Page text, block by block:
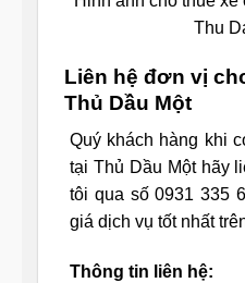
Thu
Liên hệ đơn vị
Thủ Dầu Một
Quý khách hàng khi
tại Thủ Dầu Một hãy
tôi qua số 0931 335
giá dịch vụ tốt nhất
Thông tin liên hệ: